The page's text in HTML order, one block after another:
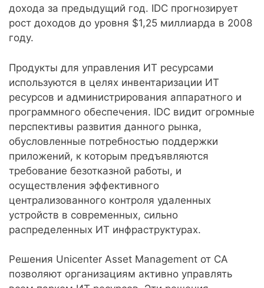
дохода за предыдущий год. IDC прогнозирует
рост доходов до уровня $1,25 миллиарда в 2008
году.
Продукты для управления ИТ ресурсами
используются в целях инвентаризации ИТ
ресурсов и администрирования аппаратного и
программного обеспечения. IDC видит огромные
перспективы развития данного рынка,
обусловленные потребностью поддержки
приложений, к которым предъявляются
требование безотказной работы, и
осуществления эффективного
централизованного контроля удаленных
устройств в современных, сильно
распределенных ИТ инфраструктурах.
Решения Unicenter Asset Management от CA
позволяют организациям активно управлять